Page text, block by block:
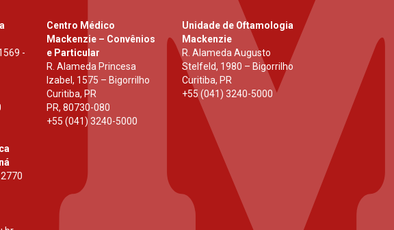
-
Centro Médico
Mackenzie – Convênios
e Particular
R. Alameda Princesa
Izabel, 1575 – Bigorrilho
Curitiba, PR
PR, 80730-080
+55 (041) 3240-5000
Unidade de Oftamologia
Mackenzie
R. Alameda Augusto
Stelfeld, 1980 – Bigorrilho
Curitiba, PR
+55 (041) 3240-5000